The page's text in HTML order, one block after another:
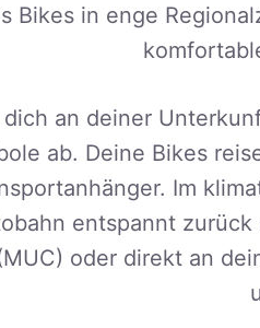
Bikes in enge
an deiner
ab. Deine Bikes
Im
entspannt
oder direkt an